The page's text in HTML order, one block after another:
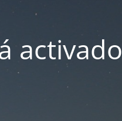
activado